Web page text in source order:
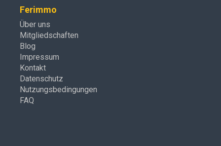
Ferimmo
Über uns
Mitgliedschaften
Blog
Impressum
Kontakt
Datenschutz
Nutzungsbedingungen
FAQ